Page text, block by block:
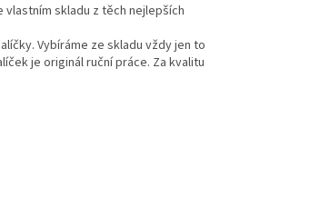
vlastním skladu z těch nejlepších
Vybíráme ze skladu vždy jen to
je originál ruční práce. Za kvalitu